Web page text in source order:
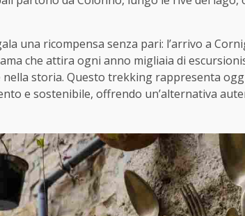
una ricompensa senza pari: l’arrivo a
che attira ogni anno migliaia di
nella storia. Questo trekking rappresenta
e sostenibile, offrendo un’alternativa